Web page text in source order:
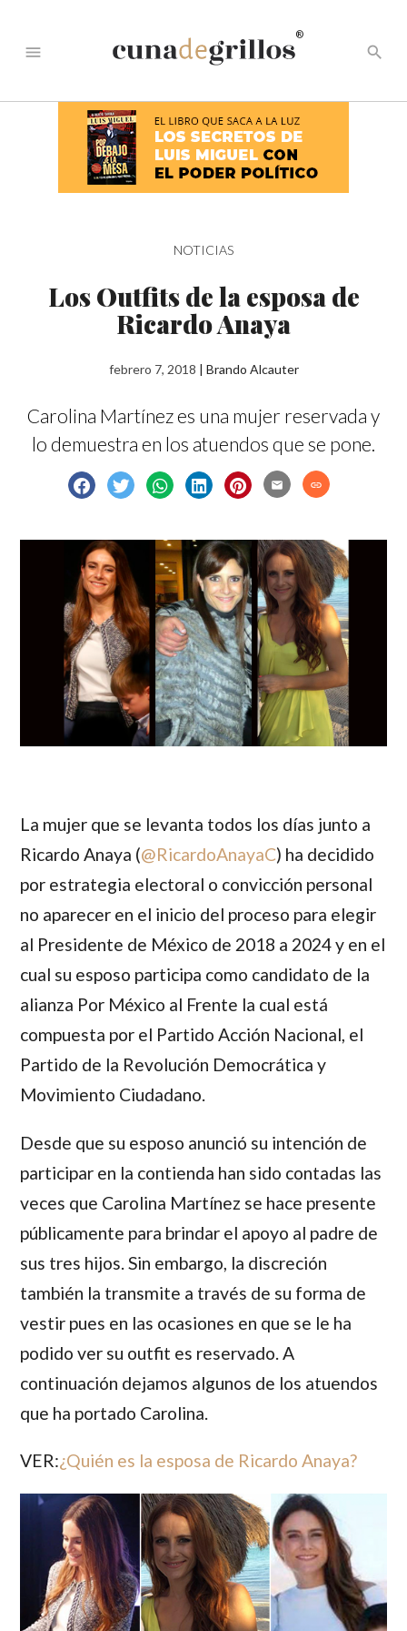
menu
®
search
NOTICIAS
Los Outfits de la esposa de
Ricardo Anaya
febrero 7, 2018 | Brando Alcauter
Carolina Martínez es una mujer reservada y
lo demuestra en los atuendos que se pone.
email link
La mujer que se levanta todos los días junto a
Ricardo Anaya (@RicardoAnayaC) ha decidido
por estrategia electoral o convicción personal
no aparecer en el inicio del proceso para elegir
al Presidente de México de 2018 a 2024 y en el
cual su esposo participa como candidato de la
alianza Por México al Frente la cual está
compuesta por el Partido Acción Nacional, el
Partido de la Revolución Democrática y
Movimiento Ciudadano.
Desde que su esposo anunció su intención de
participar en la contienda han sido contadas las
veces que Carolina Martínez se hace presente
públicamente para brindar el apoyo al padre de
sus tres hijos. Sin embargo, la discreción
también la transmite a través de su forma de
vestir pues en las ocasiones en que se le ha
podido ver su outfit es reservado. A
continuación dejamos algunos de los atuendos
que ha portado Carolina.
VER:¿Quién es la esposa de Ricardo Anaya?